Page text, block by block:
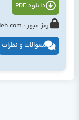
دانلود PDF
رمز عبور : tahlildadeh.com یا www.tahlildadeh.com
سوالات و نظرات